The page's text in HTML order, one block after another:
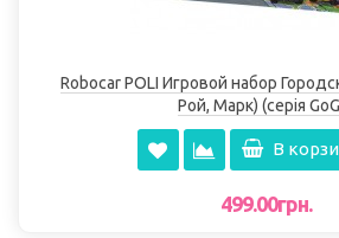
Robocar POLI Игровой набор
Рой, Марк) (серія
В
499.00грн.